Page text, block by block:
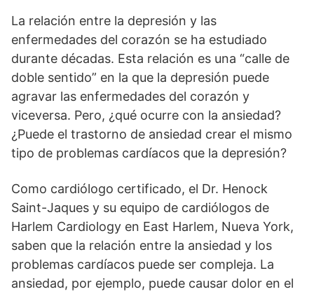
La relación entre la depresión y las
enfermedades del corazón se ha estudiado
durante décadas. Esta relación es una “calle de
doble sentido” en la que la depresión puede
agravar las enfermedades del corazón y
viceversa. Pero, ¿qué ocurre con la ansiedad?
¿Puede el trastorno de ansiedad crear el mismo
tipo de problemas cardíacos que la depresión?
Como cardiólogo certificado, el Dr. Henock
Saint-Jaques y su equipo de cardiólogos de
Harlem Cardiology en East Harlem, Nueva York,
saben que la relación entre la ansiedad y los
problemas cardíacos puede ser compleja. La
ansiedad, por ejemplo, puede causar dolor en el